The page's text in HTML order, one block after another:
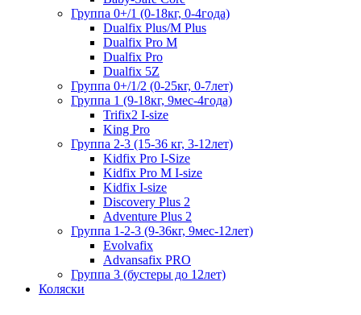
Группа 0+/1 (0-18кг, 0-4года)
Dualfix Plus/M Plus
Dualfix Pro M
Dualfix Pro
Dualfix 5Z
Группа 0+/1/2 (0-25кг, 0-7лет)
Группа 1 (9-18кг, 9мес-4года)
Trifix2 I-size
King Pro
Группа 2-3 (15-36 кг, 3-12лет)
Kidfix Pro I-Size
Kidfix Pro M I-size
Kidfix I-size
Discovery Plus 2
Adventure Plus 2
Группа 1-2-3 (9-36кг, 9мес-12лет)
Evolvafix
Advansafix PRO
Группа 3 (бустеры до 12лет)
Коляски